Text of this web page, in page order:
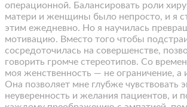
операционной. Балансировать роли
матери и женщины было непросто, и я
этим ежедневно. Но я научилась
мотивацию. Вместо того чтобы
сосредоточилась на совершенстве,
говорить громче стереотипов. Со
моя женственность — не ограничение, а
Она позволяет мне глубже чувствовать
неуверенность и желания пациентов, и